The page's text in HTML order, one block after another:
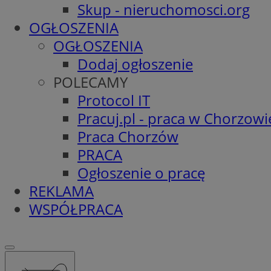
Skup - nieruchomosci.org
OGŁOSZENIA
OGŁOSZENIA
Dodaj ogłoszenie
POLECAMY
Protocol IT
Pracuj.pl - praca w
Praca Chorzów
PRACA
Ogłoszenie o pracę
REKLAMA
WSPÓŁPRACA